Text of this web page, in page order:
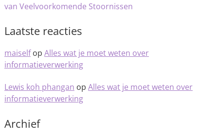
van Veelvoorkomende Stoornissen
Laatste reacties
maiselfop Alles wat je moet weten over
informatieverwerking
Lewis koh phangan op Alles wat je moet weten over
informatieverwerking
Archief